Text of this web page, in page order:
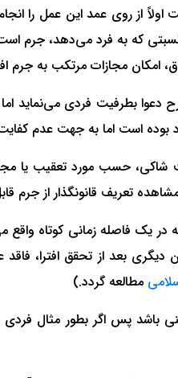
از روی عمد این عمل را
که به فرد می‌دهد، جرم
امکان مجازات مرتکب به جرم
بطرفیت فردی می‌نماید
است اما به جهت عدم
تعریف قانونگذار از جرم
فاصله زمانی کوتاه واقع
بعد از تحقق افترا،
مطالعه گردد.)
باشد پس اگر بطور مثال